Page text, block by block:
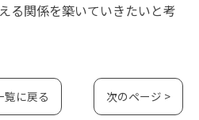
る関係を築いていきたいと考
覧に戻る 次のページ >